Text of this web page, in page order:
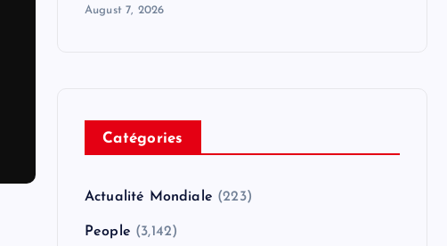
August 7, 2026
Catégories
Actualité Mondiale (223)
People (3,142)